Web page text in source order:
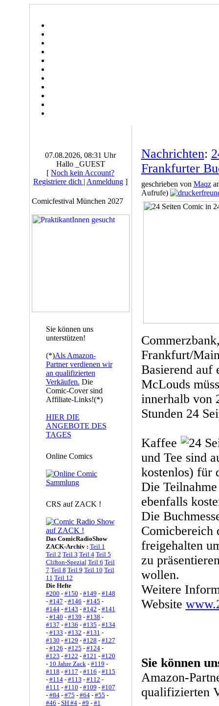
07.08.2026, 08:31 Uhr
Hallo _GUEST
[ Noch kein Account?
Registriere dich | Anmeldung ]
Comicfestival München 2027
Sie können uns
unterstützen!
(*)Als Amazon-
Partner verdienen wir
an qualifizierten
Verkäufen. Die
Comic-Cover sind
Affiliate-Links!(*)
HIER DIE
ANGEBOTE DES
TAGES
Online Comics
CRS auf ZACK !
Das ComicRadioShow
ZACK-Archiv : Teil 1
Teil 2 Teil 3 Teil 4 Teil 5
Clifton-Spezial Teil 6 Teil
7 Teil 8 Teil 9 Teil 10 Teil
11 Teil 12
Die Hefte
#200 - #150 - #149 - #148
- #147 - #146 - #145 -
#144- #143 - #142 - #141
- #140 - #139 - #138 -
#137 - #136 - #135 - #134
- #133 - #132 - #131 -
#130 - #129 - #128 - #127
- #126 - #125 - #124-
#123 - #122 - #121 - #120
- 10 Jahre Zack- #119 -
#118 - #117 - #116 - #115
- #114- #113 - #112 -
#111 - #110 - #109 - #107
- #84- #75 - #64- #55 -
#46 - SH #4- #9 - #1
Nachrichten:
Frankfurter
geschrieben von Maqz
Aufrufe)
Frankfurt/
Basierend auf
McLouds
innerhalb von
Stunden 24
Kaffee
und Tee sind
kostenlos) für
Die
ebenfalls
Die
Comicbereich
freigehalten
zu
wollen.
Weitere
Website
Sie können
Amazon-
qualifizierten